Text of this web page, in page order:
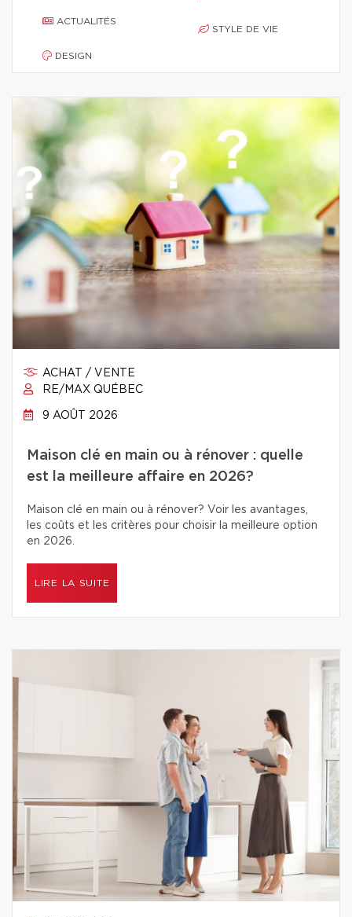
ACTUALITÉS
DESIGN
STYLE DE VIE
ACHAT / VENTE
RE/MAX QUÉBEC
9 AOÛT 2026
Maison clé en main ou à rénover : quelle
est la meilleure affaire en 2026?
Maison clé en main ou à rénover? Voir les avantages,
les coûts et les critères pour choisir la meilleure option
en 2026.
LIRE LA SUITE